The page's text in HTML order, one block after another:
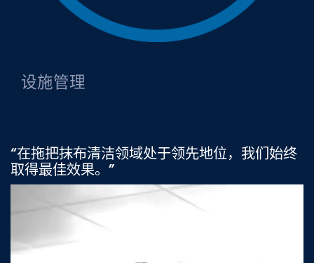
设施管理
“在拖把抹布清洁领域处于领先地位，我们始终
取得最佳效果。”